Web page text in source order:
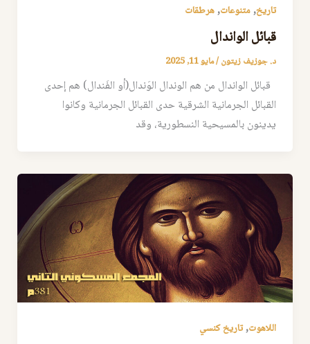
تاريخ,متنوعات,هرطقات
قبائل الواندال
د. جوزيف زيتون/مايو 11, 2025
قبائل الواندال من هم الوندال الوَندال(أو الفَندال) هم إحدى
القبائل الجرمانية الشرقية حدى القبائل الجرمانية وكانوا
يدينون بالمسيحية النسطورية، وقد
اللاهوت,تاريخ كنسي